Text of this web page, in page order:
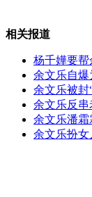
神九18时37
天津羊驼
相关报道
杨千嬅要
余文乐自
余文乐被封
余文乐反
余文乐潘
余文乐扮女